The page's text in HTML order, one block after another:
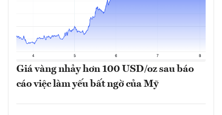
Giá vàng nhảy hơn 100 USD/oz sau báo
cáo việc làm yếu bất ngờ của Mỹ